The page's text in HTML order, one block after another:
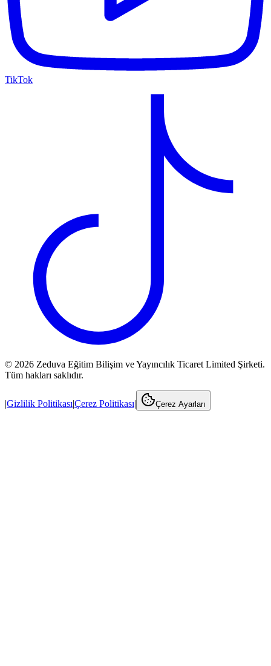
TikTok
© 2026 Zeduva Eğitim Bilişim ve Yayıncılık Ticaret Limited Şirketi.
Tüm hakları saklıdır.
|Gizlilik Politikası|Çerez Politikası| Çerez Ayarları